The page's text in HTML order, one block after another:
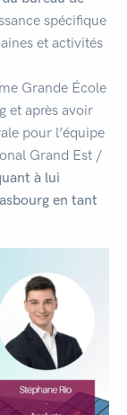
spécifique
et activités
Grande École
et après avoir
pour l’équipe
Grand Est /
à lui
en tant